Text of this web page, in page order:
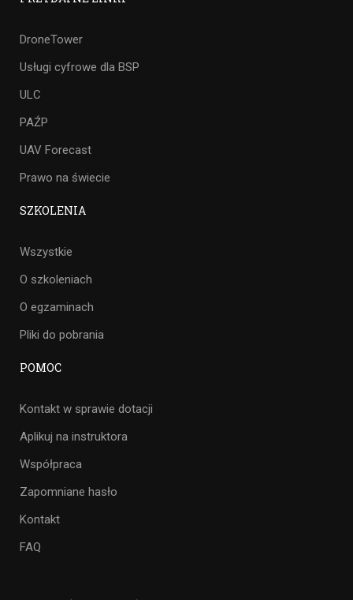
DroneTower
Usługi cyfrowe dla BSP
ULC
PAŹP
UAV Forecast
Prawo na świecie
SZKOLENIA
Wszystkie
O szkoleniach
O egzaminach
Pliki do pobrania
POMOC
Kontakt w sprawie dotacji
Aplikuj na instruktora
Współpraca
Zapomniane hasło
Kontakt
FAQ